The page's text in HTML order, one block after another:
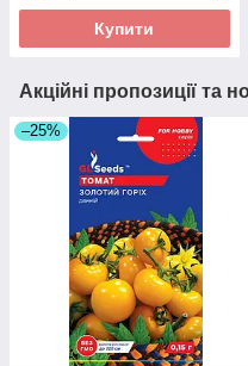
Купити
Акційні пропозиції та
–25%